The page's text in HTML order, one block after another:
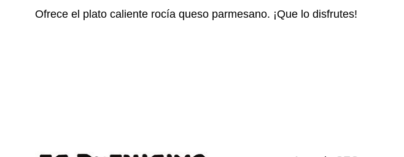
Ofrece el plato caliente rocía queso parmesano. ¡Que lo disfrutes!